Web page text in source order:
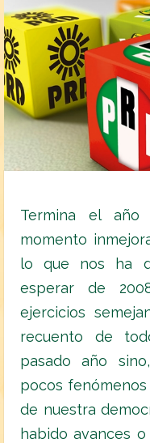
Termina el
momento
lo que nos ha
esperar de
ejercicios
recuento de
pasado año
pocos
de nuestra
habido avances